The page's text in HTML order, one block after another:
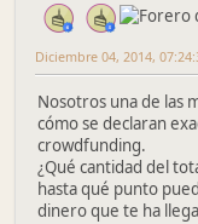
Diciembre 04, 2014,
Nosotros una de las
cómo se declaran
crowdfunding.
¿Qué cantidad del
hasta qué punto
dinero que te ha